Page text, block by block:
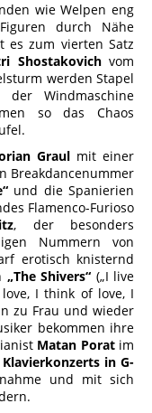
wie Welpen eng
durch Nähe
es zum vierten Satz
Shostakovichvom
werden Stapel
Windmaschine
so das Chaos
Graul mit einer
Breakdancenummer
und die Spanierien
Flamenco-Furioso
, der besonders
Nummern von
erotisch knisternd
„The Shivers“ („I live
I think of love, I
zu Frau und wieder
bekommen ihre
Matan Poratim
Klavierkonzerts in G-
und mit sich